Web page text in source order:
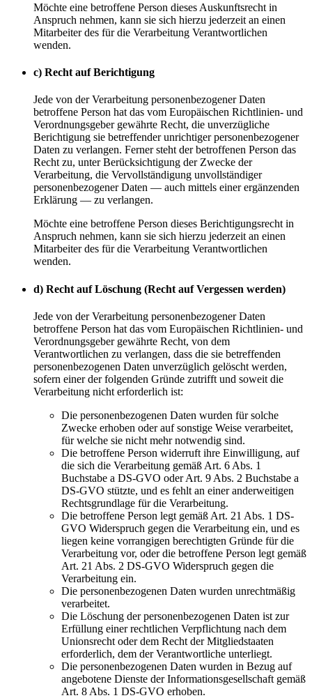
Möchte eine betroffene Person dieses Auskunftsrecht in
Anspruch nehmen, kann sie sich hierzu jederzeit an einen
Mitarbeiter des für die Verarbeitung Verantwortlichen
wenden.
c) Recht auf Berichtigung
Jede von der Verarbeitung personenbezogener Daten
betroffene Person hat das vom Europäischen Richtlinien- und
Verordnungsgeber gewährte Recht, die unverzügliche
Berichtigung sie betreffender unrichtiger personenbezogener
Daten zu verlangen. Ferner steht der betroffenen Person das
Recht zu, unter Berücksichtigung der Zwecke der
Verarbeitung, die Vervollständigung unvollständiger
personenbezogener Daten — auch mittels einer ergänzenden
Erklärung — zu verlangen.
Möchte eine betroffene Person dieses Berichtigungsrecht in
Anspruch nehmen, kann sie sich hierzu jederzeit an einen
Mitarbeiter des für die Verarbeitung Verantwortlichen
wenden.
d) Recht auf Löschung (Recht auf Vergessen werden)
Jede von der Verarbeitung personenbezogener Daten
betroffene Person hat das vom Europäischen Richtlinien- und
Verordnungsgeber gewährte Recht, von dem
Verantwortlichen zu verlangen, dass die sie betreffenden
personenbezogenen Daten unverzüglich gelöscht werden,
sofern einer der folgenden Gründe zutrifft und soweit die
Verarbeitung nicht erforderlich ist:
Die personenbezogenen Daten wurden für solche
Zwecke erhoben oder auf sonstige Weise verarbeitet,
für welche sie nicht mehr notwendig sind.
Die betroffene Person widerruft ihre Einwilligung, auf
die sich die Verarbeitung gemäß Art. 6 Abs. 1
Buchstabe a DS-GVO oder Art. 9 Abs. 2 Buchstabe a
DS-GVO stützte, und es fehlt an einer anderweitigen
Rechtsgrundlage für die Verarbeitung.
Die betroffene Person legt gemäß Art. 21 Abs. 1 DS-
GVO Widerspruch gegen die Verarbeitung ein, und es
liegen keine vorrangigen berechtigten Gründe für die
Verarbeitung vor, oder die betroffene Person legt gemäß
Art. 21 Abs. 2 DS-GVO Widerspruch gegen die
Verarbeitung ein.
Die personenbezogenen Daten wurden unrechtmäßig
verarbeitet.
Die Löschung der personenbezogenen Daten ist zur
Erfüllung einer rechtlichen Verpflichtung nach dem
Unionsrecht oder dem Recht der Mitgliedstaaten
erforderlich, dem der Verantwortliche unterliegt.
Die personenbezogenen Daten wurden in Bezug auf
angebotene Dienste der Informationsgesellschaft gemäß
Art. 8 Abs. 1 DS-GVO erhoben.